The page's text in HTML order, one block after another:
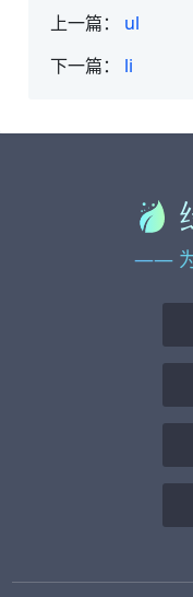
上一篇： ul
下一篇： li
—— 为